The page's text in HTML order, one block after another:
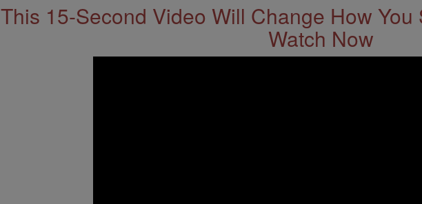
This 15-Second Video Will Change How
Watch Now